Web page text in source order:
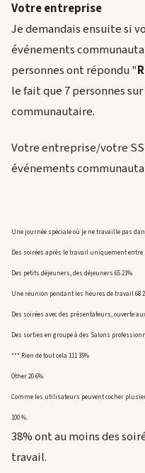
Votre entreprise
Je demandais ensuite si
événements
personnes ont répondu "
le fait que 7 personnes
communautaire.
Votre entreprise/votre
événements
Une journée spéciale où je ne travaille pas
Des soirées après le travail uniquement entre
Des petits déjeuners, des déjeuners 65 21%
Une réunion pendant les heures de travail 68
Des soirées avec des présentateurs, ouverte
Des sorties en groupe à des Salons
*** Rien de tout cela 111 35%
Other 20 6%
Comme les utilisateurs peuvent cocher
100 %.
38% ont au moins des
travail.